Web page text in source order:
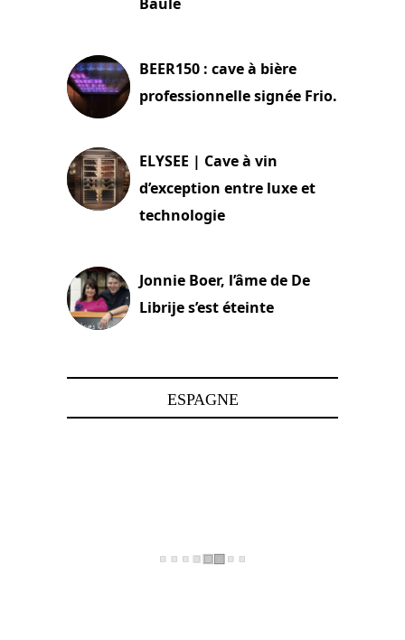
BEER150 : cave à bière
professionnelle signée Frio.
ELYSEE | Cave à vin
d’exception entre luxe et
technologie
Jonnie Boer, l’âme de De
Librije s’est éteinte
ESPAGNE